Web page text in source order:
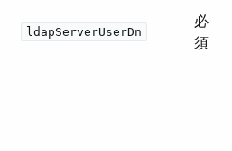
ldapServerUserDn
必
須